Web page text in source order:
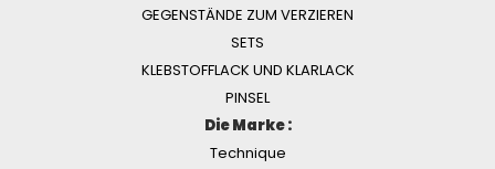
GEGENSTÄNDE ZUM VERZIEREN
SETS
KLEBSTOFFLACK UND KLARLACK
PINSEL
Die Marke :
Technique